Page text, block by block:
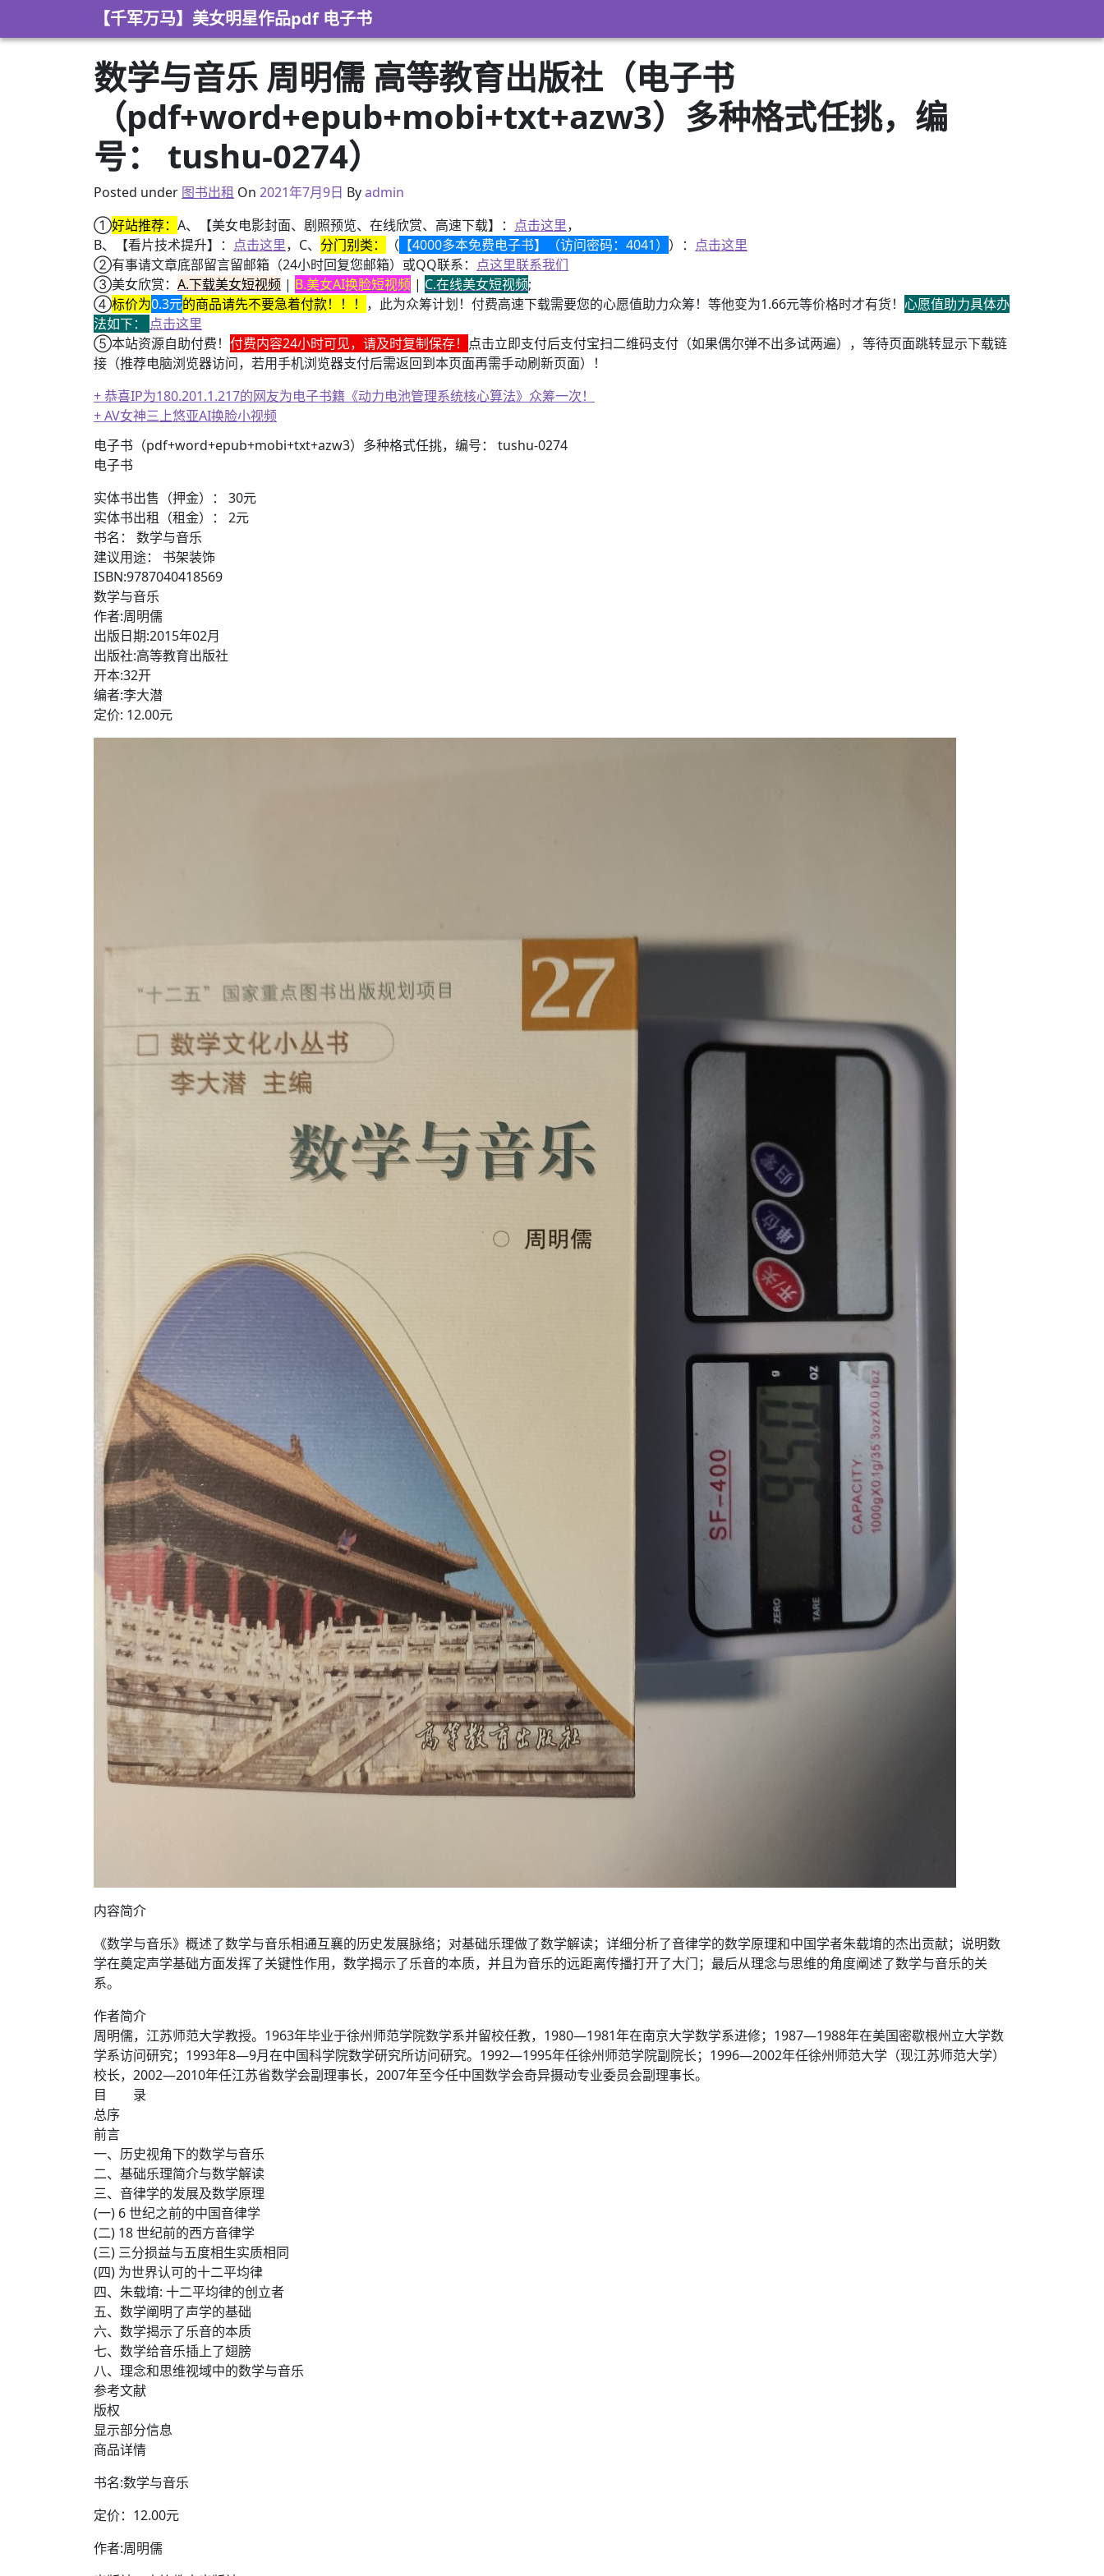
【千军万马】美女明星作品pdf 电子书
数学与音乐 周明儒 高等教育出版社（电子书
（pdf+word+epub+mobi+txt+azw3）多种格式任挑，编
号： tushu-0274）
Posted under 图书出租 On 2021年5月1日
2021年7月9日 Byadmin
①好站推荐： A、【美女电影封面、剧照预览、在线欣赏、高速下载】： 点击这里，
B、【看片技术提升】： 点击这里，C、 分门别类： （ 【4000多本免费电子书】（访问密码：4041） ）： 点击这里
②有事请文章底部留言留邮箱（24小时回复您邮箱）或QQ联系： 点这里联系我们
③美女欣赏： A.下载美女短视频 | B.美女AI换脸短视频 | C.在线美女短视频;
④标价为0.3元的商品请先不要急着付款！！！ ，此为众筹计划！付费高速下载需要您的心愿值助力众筹！等他变为1.66元等价格时才有货！ 心愿值助力具体办
法如下： 点击这里
⑤本站资源自助付费！ 付费内容24小时可见，请及时复制保存！ 点击立即支付后支付宝扫二维码支付（如果偶尔弹不出多试两遍），等待页面跳转显示下载链
接（推荐电脑浏览器访问，若用手机浏览器支付后需返回到本页面再需手动刷新页面）！
+ 恭喜IP为180.201.1.217的网友为电子书籍《动力电池管理系统核心算法》众筹一次！
+ AV女神三上悠亚AI换脸小视频
+ AV女神文化课！近400位AV女优明星故事简介
电子书（pdf+word+epub+mobi+txt+azw3）多种格式任挑，编号： tushu-0274
电子书
实体书出售（押金）： 30元
实体书出租（租金）： 2元
书名： 数学与音乐
建议用途： 书架装饰
ISBN:9787040418569
数学与音乐
作者:周明儒
出版日期:2015年02月
出版社:高等教育出版社
开本:32开
编者:李大潜
定价: 12.00元
内容简介
《数学与音乐》概述了数学与音乐相通互襄的历史发展脉络；对基础乐理做了数学解读；详细分析了音律学的数学原理和中国学者朱载堉的杰出贡献；说明数
学在奠定声学基础方面发挥了关键性作用，数学揭示了乐音的本质，并且为音乐的远距离传播打开了大门；最后从理念与思维的角度阐述了数学与音乐的关
系。
作者简介
周明儒，江苏师范大学教授。1963年毕业于徐州师范学院数学系并留校任教，1980—1981年在南京大学数学系进修；1987—1988年在美国密歇根州立大学数
学系访问研究；1993年8—9月在中国科学院数学研究所访问研究。1992—1995年任徐州师范学院副院长；1996—2002年任徐州师范大学（现江苏师范大学）
校长，2002—2010年任江苏省数学会副理事长，2007年至今任中国数学会奇异摄动专业委员会副理事长。
目 录
总序
前言
一、历史视角下的数学与音乐
二、基础乐理简介与数学解读
三、音律学的发展及数学原理
(一) 6 世纪之前的中国音律学
(二) 18 世纪前的西方音律学
(三) 三分损益与五度相生实质相同
(四) 为世界认可的十二平均律
四、朱载堉: 十二平均律的创立者
五、数学阐明了声学的基础
六、数学揭示了乐音的本质
七、数学给音乐插上了翅膀
八、理念和思维视域中的数学与音乐
参考文献
版权
显示部分信息
商品详情
书名:数学与音乐
定价：12.00元
作者:周明儒